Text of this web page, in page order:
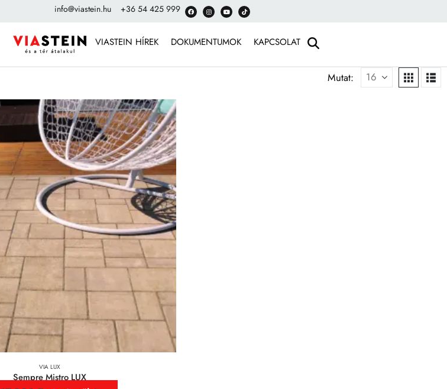
info@viastein.hu +36 54 425 999
VIASTEIN HÍREK DOKUMENTUMOK KAPCSOLAT
Mutat:
VIA LUX
Sempre Mistro LUX